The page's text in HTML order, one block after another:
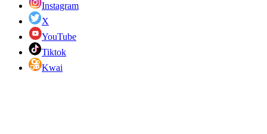
Instagram
X
YouTube
Tiktok
Kwai